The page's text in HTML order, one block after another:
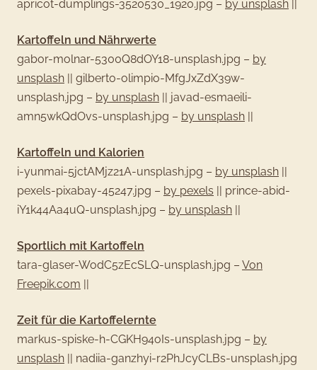
apricot-dumplings-3520530_1920.jpg – by unsplash
Kartoffeln und Nährwerte
gabor-molnar-5300Q8dOY18-unsplash.jpg – by
unsplash
gilberto-olimpio-MfgJxZdX39w-
unsplash.jpg – by unsplash
javad-esmaeili-
amn5wkQdOvs-unsplash.jpg – by unsplash
Kartoffeln und Kalorien
i-yunmai-5jctAMjz21A-unsplash.jpg – by unsplash
pexels-pixabay-45247.jpg – by pexels
prince-abid-
iY1k44Aa4uQ-unsplash.jpg – by unsplash
Sportlich mit Kartoffeln
tara-glaser-WodC5zEcSLQ-unsplash.jpg – Von
Freepik.com
Zeit für die Kartoffelernte
markus-spiske-h-CGKH94oIs-unsplash.jpg – by
unsplash
nadiia-ganzhyi-r2PhJcyCLBs-unsplash.jpg